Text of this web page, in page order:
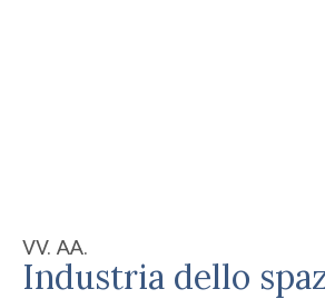
VV. AA.
Industria dello